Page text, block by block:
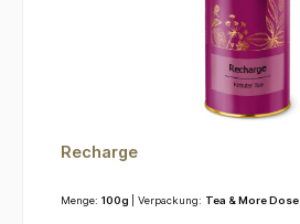
Recharge
Menge: 100g | Verpackung: Tea & More Dose